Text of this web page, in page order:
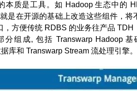
本质是工具。如 Hadoop 生态中的
是在开源的基础上改造这些组件，
，方便传统 RDBS 的业务往产品
组成, 包括 Transwarp Hadoop 基
库和 Transwarp Stream 流处理引擎